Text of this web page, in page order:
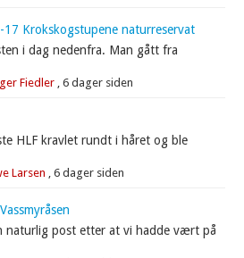
17 Krokskogstupene naturreservat
i dag nedenfra. Man gått fra
Fiedler ,6 dager siden
HLF kravlet rundt i håret og ble
Larsen ,6 dager siden
naturlig post etter at vi hadde vært på